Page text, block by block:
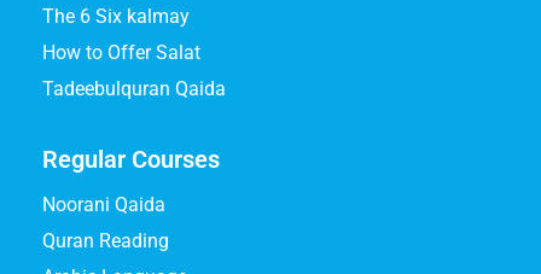
The 6 Six kalmay
How to Offer Salat
Tadeebulquran Qaida
Regular Courses
Noorani Qaida
Quran Reading